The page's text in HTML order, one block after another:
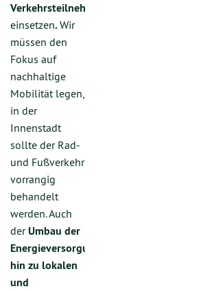
Verkehrsteilnehmer
einsetzen.Wir
müssen den
Fokus auf
nachhaltige
Mobilität legen,
in der
Innenstadt
sollte der Rad-
und Fußverkehr
vorrangig
behandelt
werden. Auch
derUmbau der
Energieversorgung
hin zu lokalen
und